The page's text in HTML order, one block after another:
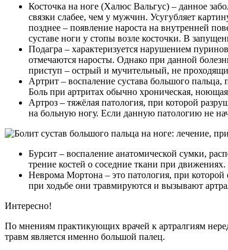
Косточка на ноге (Халюс Вальгус) – данное
связки слабее, чем у мужчин. Усугубляет
позднее – появление нароста на внутренней
суставе ноги у стопы возле косточки. В
Подагра – характеризуется нарушением
отмечаются наросты. Однако при данной
приступ – острый и мучительный, не
Артрит – воспаление сустава большого
Боль при артритах обычно хроническая,
Артроз – тяжёлая патология, при которой
на больную ногу. Если данную патологию не
Бурсит – воспаление анатомической сумки,
трение костей о соседние ткани при
Неврома Мортона – это патология, при которой
при ходьбе они травмируются и вызывают
Интересно!
По мнениям практикующих врачей к артралгиям
травм является именно большой палец.